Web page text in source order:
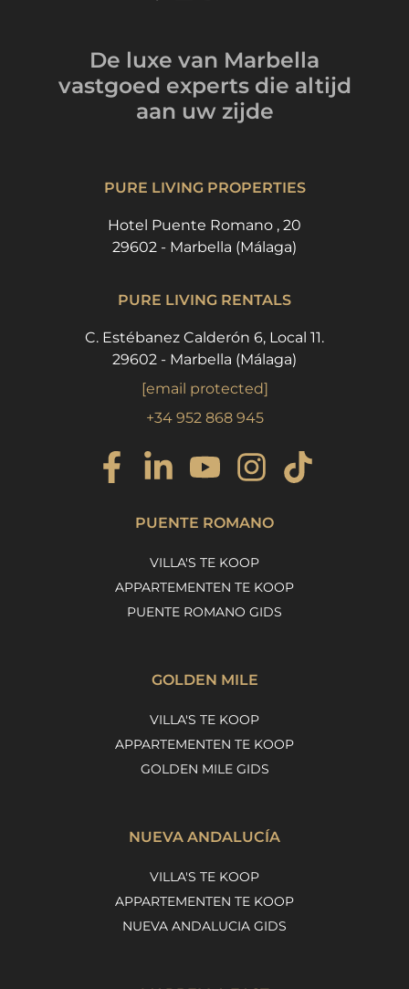
De luxe van Marbella
vastgoed experts die altijd
aan uw zijde
PURE LIVING PROPERTIES
Hotel Puente Romano , 20
29602 - Marbella (Málaga)
PURE LIVING RENTALS
C. Estébanez Calderón 6, Local 11.
29602 - Marbella (Málaga)
[email protected]
+34 952 868 945
PUENTE ROMANO
VILLA'S TE KOOP
APPARTEMENTEN TE KOOP
PUENTE ROMANO GIDS
GOLDEN MILE
VILLA'S TE KOOP
APPARTEMENTEN TE KOOP
GOLDEN MILE GIDS
NUEVA ANDALUCÍA
VILLA'S TE KOOP
APPARTEMENTEN TE KOOP
NUEVA ANDALUCIA GIDS